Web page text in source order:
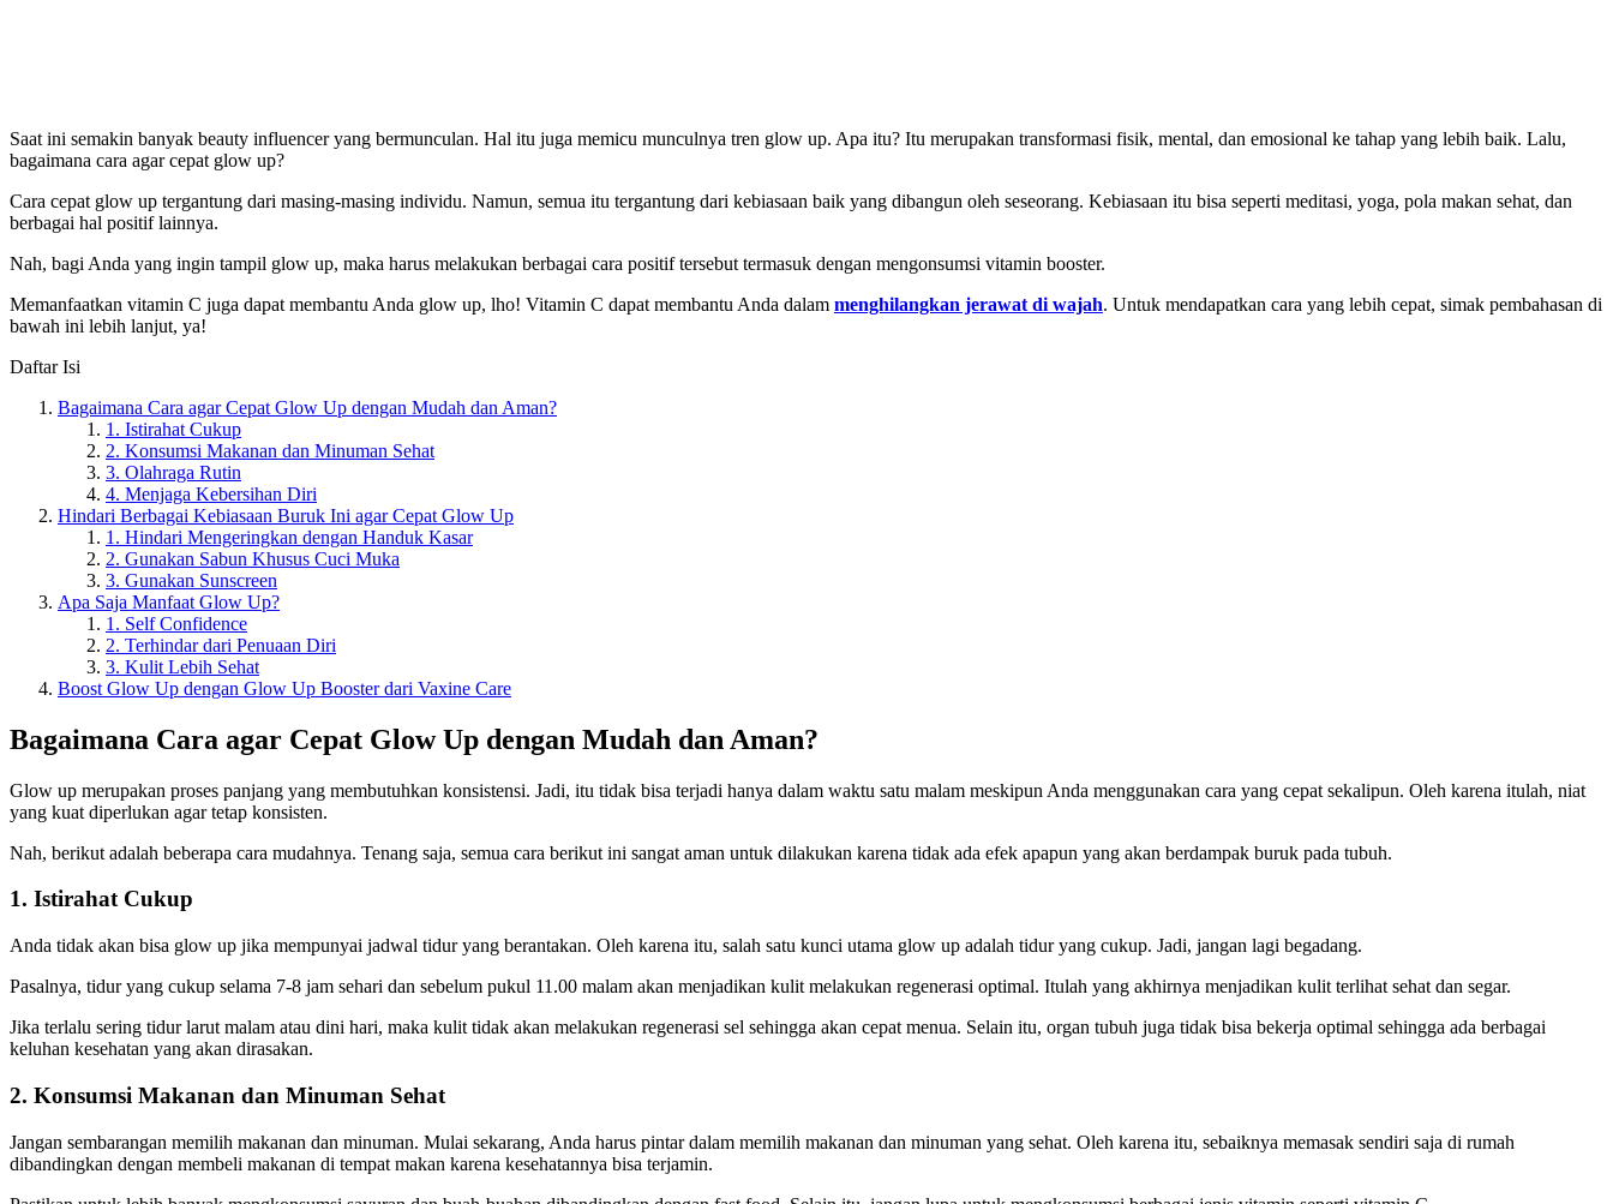
Saat ini semakin banyak beauty influencer yang bermunculan. Hal itu juga memicu munculnya tren glow up. Apa itu? Itu merupakan transformasi fisik, mental, dan emosional ke tahap yang lebih baik. Lalu,
bagaimana cara agar cepat glow up?
Cara cepat glow up tergantung dari masing-masing individu. Namun, semua itu tergantung dari kebiasaan baik yang dibangun oleh seseorang. Kebiasaan itu bisa seperti meditasi, yoga, pola makan sehat, dan
berbagai hal positif lainnya.
Nah, bagi Anda yang ingin tampil glow up, maka harus melakukan berbagai cara positif tersebut termasuk dengan mengonsumsi vitamin booster.
Memanfaatkan vitamin C juga dapat membantu Anda glow up, lho! Vitamin C dapat membantu Anda dalam menghilangkan jerawat di wajah. Untuk mendapatkan cara yang lebih cepat, simak pembahasan di
bawah ini lebih lanjut, ya!
Daftar Isi
Bagaimana Cara agar Cepat Glow Up dengan Mudah dan Aman?
1. Istirahat Cukup
2. Konsumsi Makanan dan Minuman Sehat
3. Olahraga Rutin
4. Menjaga Kebersihan Diri
Hindari Berbagai Kebiasaan Buruk Ini agar Cepat Glow Up
1. Hindari Mengeringkan dengan Handuk Kasar
2. Gunakan Sabun Khusus Cuci Muka
3. Gunakan Sunscreen
Apa Saja Manfaat Glow Up?
1. Self Confidence
2. Terhindar dari Penuaan Diri
3. Kulit Lebih Sehat
Boost Glow Up dengan Glow Up Booster dari Vaxine Care
Bagaimana Cara agar Cepat Glow Up dengan Mudah dan Aman?
Glow up merupakan proses panjang yang membutuhkan konsistensi. Jadi, itu tidak bisa terjadi hanya dalam waktu satu malam meskipun Anda menggunakan cara yang cepat sekalipun. Oleh karena itulah, niat
yang kuat diperlukan agar tetap konsisten.
Nah, berikut adalah beberapa cara mudahnya. Tenang saja, semua cara berikut ini sangat aman untuk dilakukan karena tidak ada efek apapun yang akan berdampak buruk pada tubuh.
1. Istirahat Cukup
Anda tidak akan bisa glow up jika mempunyai jadwal tidur yang berantakan. Oleh karena itu, salah satu kunci utama glow up adalah tidur yang cukup. Jadi, jangan lagi begadang.
Pasalnya, tidur yang cukup selama 7-8 jam sehari dan sebelum pukul 11.00 malam akan menjadikan kulit melakukan regenerasi optimal. Itulah yang akhirnya menjadikan kulit terlihat sehat dan segar.
Jika terlalu sering tidur larut malam atau dini hari, maka kulit tidak akan melakukan regenerasi sel sehingga akan cepat menua. Selain itu, organ tubuh juga tidak bisa bekerja optimal sehingga ada berbagai
keluhan kesehatan yang akan dirasakan.
2. Konsumsi Makanan dan Minuman Sehat
Jangan sembarangan memilih makanan dan minuman. Mulai sekarang, Anda harus pintar dalam memilih makanan dan minuman yang sehat. Oleh karena itu, sebaiknya memasak sendiri saja di rumah
dibandingkan dengan membeli makanan di tempat makan karena kesehatannya bisa terjamin.